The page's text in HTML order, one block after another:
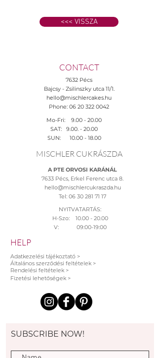
<<< VISSZA
CONTACT
7632 Pécs
Bajcsy - Zsilinszky utca 11/1.
hello@mischlercakes.hu
Phone: 06 20 322 0042
Mo-Fri: 9.00 - 20.00
SAT: 9.00. - 20.00
SUN: 10.00 - 18.00
MISCHLER CUKRÁSZDA
A PTE ORVOSI KARÁNÁL
7633 Pécs, Erkel Ferenc utca 8.
hello@mischlercukraszda.hu
Tel: 06 30 281 71 17
NYITVATARTÁS:
H-Szo: 10.00 - 20.00
V: 09:00-19:00
HELP
Adatkezelési tájékoztató >
Általános szerződési feltételek >
Rendelési feltételek >
Fizetési lehetőségek >
SUBSCRIBE NOW!